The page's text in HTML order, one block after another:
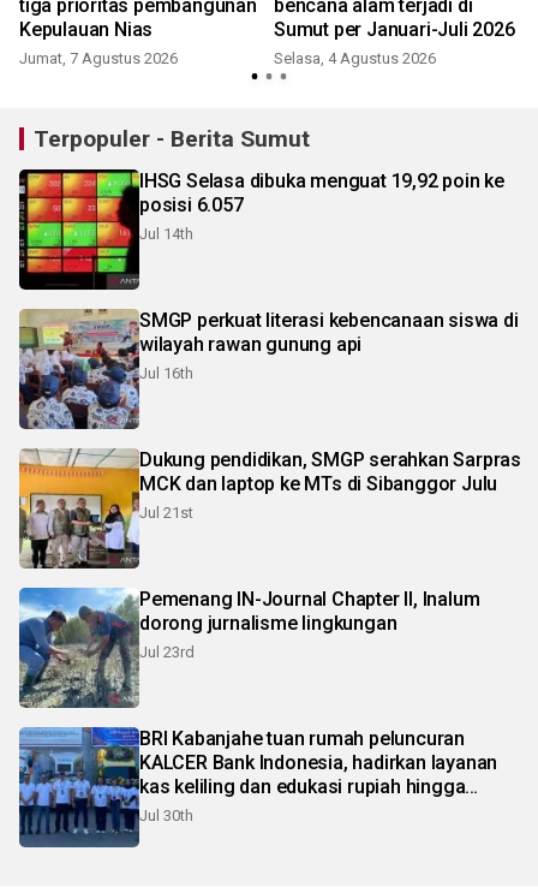
tiga prioritas pembangunan
Kepulauan Nias
Jumat, 7 Agustus 2026
bencana alam terjadi di
Sumut per Januari-Juli 2026
Selasa, 4 Agustus 2026
Terpopuler - Berita Sumut
IHSG Selasa dibuka menguat 19,92 poin ke
posisi 6.057
Jul 14th
SMGP perkuat literasi kebencanaan siswa di
wilayah rawan gunung api
Jul 16th
Dukung pendidikan, SMGP serahkan Sarpras
MCK dan laptop ke MTs di Sibanggor Julu
Jul 21st
Pemenang IN-Journal Chapter II, Inalum
dorong jurnalisme lingkungan
Jul 23rd
BRI Kabanjahe tuan rumah peluncuran
KALCER Bank Indonesia, hadirkan layanan
kas keliling dan edukasi rupiah hingga
pelosok Karo
Jul 30th